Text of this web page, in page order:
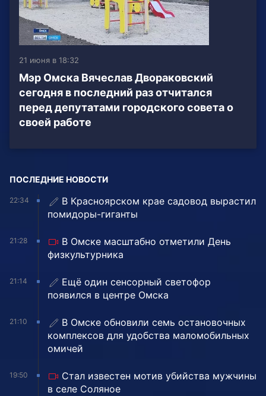
21 июня в 18:32
Мэр Омска Вячеслав Двораковский
сегодня в последний раз отчитался
перед депутатами городского совета о
своей работе
ПОСЛЕДНИЕ НОВОСТИ
22:34
В Красноярском крае садовод вырастил
помидоры-гиганты
21:28
В Омске масштабно отметили День
физкультурника
21:14
Ещё один сенсорный светофор
появился в центре Омска
21:10
В Омске обновили семь остановочных
комплексов для удобства маломобильных
омичей
19:50
Стал известен мотив убийства мужчины
в селе Соляное